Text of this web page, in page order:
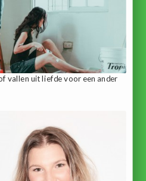
vallen uit liefde voor een ander